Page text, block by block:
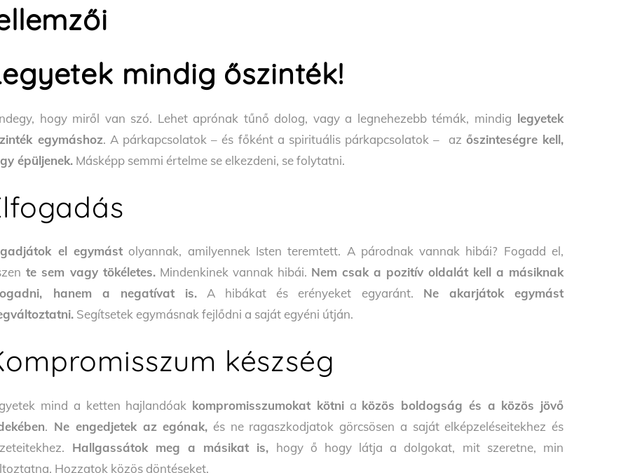
mindig őszinték!
hogy miről van szó. Lehet aprónak tűnő dolog, vagy a legnehezebb témák, mindig legyetek
egymáshoz. A párkapcsolatok – és főként a spirituális párkapcsolatok – az őszinteségre kell,
épüljenek. Másképp semmi értelme se elkezdeni, se folytatni.
el egymást olyannak, amilyennek Isten teremtett. A párodnak vannak hibái? Fogadd el,
te sem vagy tökéletes.Mindenkinek vannak hibái. Nem csak a pozitív oldalát kell a másiknak
hanem a negatívat is.A hibákat és erényeket egyaránt. Ne akarjátok egymást
Segítsetek egymásnak fejlődni a saját egyéni útján.
készség
mind a ketten hajlandóak kompromisszumokat kötnia közös boldogság és a közös jövő
. Ne engedjetek az egónak, és ne ragaszkodjatok görcsösen a saját elképzeléseitekhez és
Hallgassátok meg a másikat is, hogy ő hogy látja a dolgokat, mit szeretne, min
Hozzatok közös döntéseket.